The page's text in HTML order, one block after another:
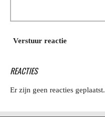
Verstuur reactie
REACTIES
Er zijn geen reacties geplaatst.